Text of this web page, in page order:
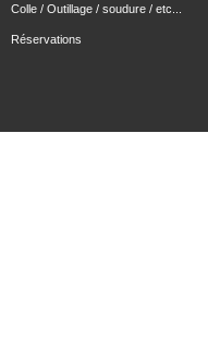
Colle / Outillage / soudure / etc...
Réservations